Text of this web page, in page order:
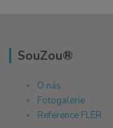
SouZou®
O nás
Fotogalerie
Reference FLER